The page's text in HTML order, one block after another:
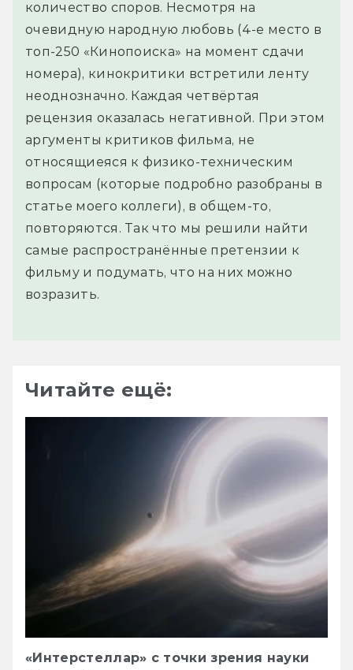
количество споров. Несмотря на
очевидную народную любовь (4-е место в
топ-250 «Кинопоиска» на момент сдачи
номера), кинокритики встретили ленту
неоднозначно. Каждая четвёртая
рецензия оказалась негативной. При этом
аргументы критиков фильма, не
относящиеяся к физико-техническим
вопросам (которые подробно разобраны в
статье моего коллеги), в общем-то,
повторяются. Так что мы решили найти
самые распространённые претензии к
фильму и подумать, что на них можно
возразить.
Читайте ещё:
«Интерстеллар» с точки зрения науки